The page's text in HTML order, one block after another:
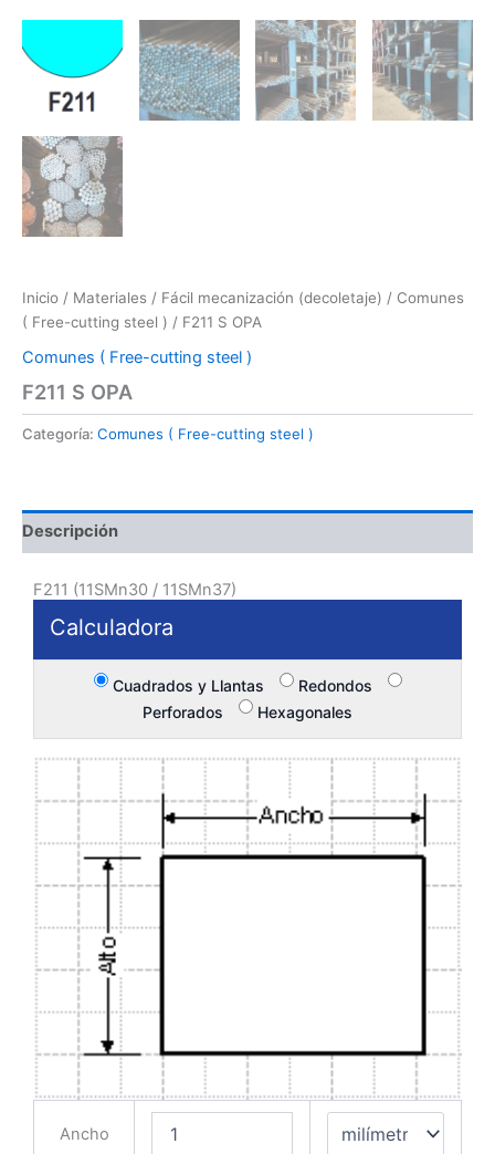
Inicio / Materiales / Fácil mecanización (decoletaje) / Comunes
( Free-cutting steel ) / F211 S OPA
Comunes ( Free-cutting steel )
F211 S OPA
Categoría: Comunes ( Free-cutting steel )
Descripción
F211 (11SMn30 / 11SMn37)
Calculadora
Cuadrados y Llantas
Redondos
Perforados
Hexagonales
Ancho